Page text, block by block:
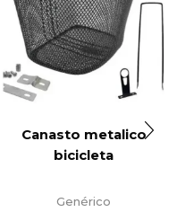
Canasto metalico
bicicleta
Genérico